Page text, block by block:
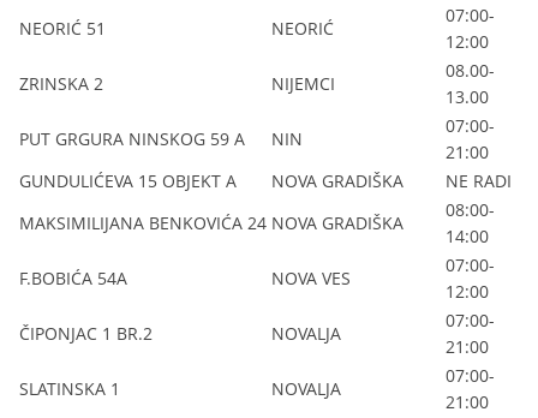
NEORIĆ 51
NEORIĆ
07:00-
12:00
ZRINSKA 2
NIJEMCI
08.00-
13.00
PUT GRGURA NINSKOG 59 A
NIN
07:00-
21:00
GUNDULIĆEVA 15 OBJEKT A
NOVA GRADIŠKA
NE RADI
MAKSIMILIJANA BENKOVIĆA 24 NOVA GRADIŠKA
08:00-
14:00
F.BOBIĆA 54A
NOVA VES
07:00-
12:00
ČIPONJAC 1 BR.2
NOVALJA
07:00-
21:00
SLATINSKA 1
NOVALJA
07:00-
21:00